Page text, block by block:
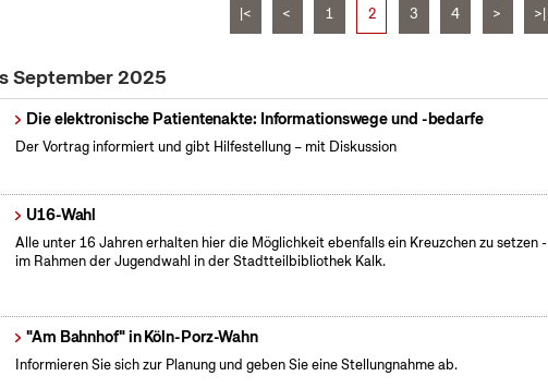
|< < 1 2 3 4 > >|
September 2025
Die elektronische Patientenakte: Informationswege und -bedarfe
Der Vortrag informiert und gibt Hilfestellung – mit Diskussion
U16-Wahl
Alle unter 16 Jahren erhalten hier die Möglichkeit ebenfalls ein Kreuzchen zu setzen -
im Rahmen der Jugendwahl in der Stadtteilbibliothek Kalk.
"Am Bahnhof" in Köln-Porz-Wahn
Informieren Sie sich zur Planung und geben Sie eine Stellungnahme ab.